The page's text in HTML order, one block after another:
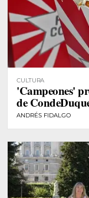
CULTURA
'Campeones'
de
ANDRÉS FIDALGO